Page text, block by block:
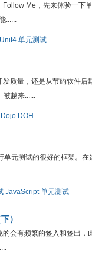
Me，先来体验一下
......
单元测试
质量，还是从节约软件后
被越来......
Dojo DOH
元测试的很好的框架。
JavaScript 单元测试
）
会有频繁的签入和签出